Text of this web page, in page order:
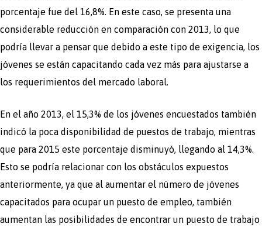
porcentaje fue del 16,8%. En este caso, se presenta una
considerable reducción en comparación con 2013, lo que
podría llevar a pensar que debido a este tipo de exigencia, los
jóvenes se están capacitando cada vez más para ajustarse a
los requerimientos del mercado laboral.
En el año 2013, el 15,3% de los jóvenes encuestados también
indicó la poca disponibilidad de puestos de trabajo, mientras
que para 2015 este porcentaje disminuyó, llegando al 14,3%.
Esto se podría relacionar con los obstáculos expuestos
anteriormente, ya que al aumentar el número de jóvenes
capacitados para ocupar un puesto de empleo, también
aumentan las posibilidades de encontrar un puesto de trabajo